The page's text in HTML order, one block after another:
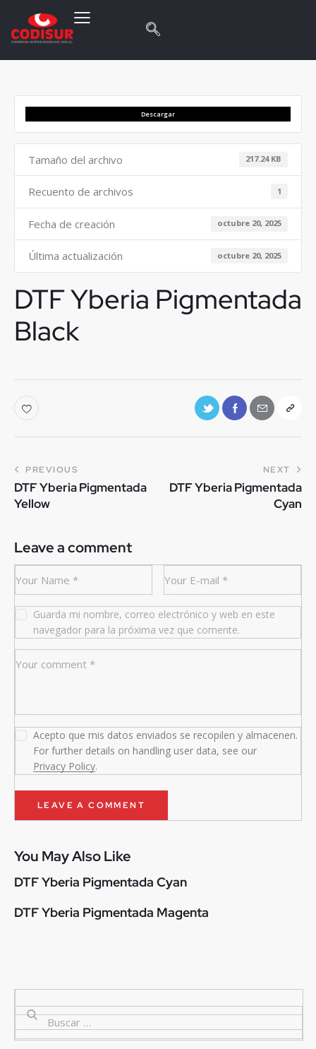
Descargar
Tamaño del archivo 217.24 KB
Recuento de archivos 1
Fecha de creación octubre 20, 2025
Última actualización octubre 20, 2025
DTF Yberia Pigmentada
Black
PREVIOUS
DTF Yberia Pigmentada
Yellow
NEXT
DTF Yberia Pigmentada
Cyan
Leave a comment
Guarda mi nombre, correo electrónico y web en este
navegador para la próxima vez que comente.
Acepto que mis datos enviados se recopilen y almacenen.
For further details on handling user data, see our
Privacy Policy.
You May Also Like
DTF Yberia Pigmentada Cyan
DTF Yberia Pigmentada Magenta